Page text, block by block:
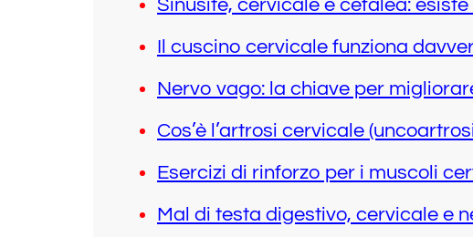
Sinusite, cervicale e cefalea:
Il cuscino cervicale funziona
Nervo vago: la chiave per
Cos’è l’artrosi cervicale
Esercizi di rinforzo per i muscoli
Mal di testa digestivo, cervicale e